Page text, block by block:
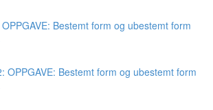
Bestemt form og ubestemt form
OPPGAVE: Bestemt form og ubestemt form